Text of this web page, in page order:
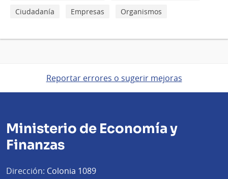
Ciudadanía
Empresas Organismos
Reportar errores o sugerir mejoras
Ministerio de Economía y
Finanzas
Dirección: Colonia 1089